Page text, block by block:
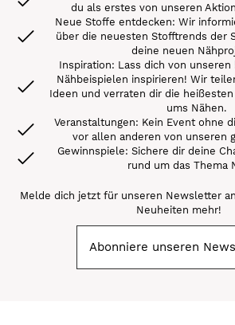
du als erstes von unseren
Neue Stoffe entdecken: Wir
über die neuesten Stofftrends der
deine neuen
Inspiration: Lass dich von
Nähbeispielen inspirieren! Wir
Ideen und verraten dir die
ums Nähen.
Veranstaltungen: Kein Event ohne
vor allen anderen von unseren
Gewinnspiele: Sichere dir deine
rund um das Thema
Melde dich jetzt für unseren Newsletter
Neuheiten mehr!
Abonniere unseren